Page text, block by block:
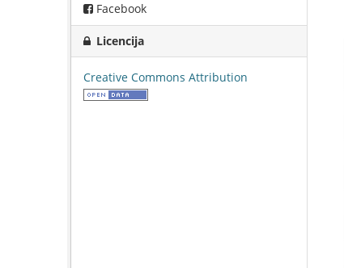
Facebook
Licencija
Creative Commons Attribution